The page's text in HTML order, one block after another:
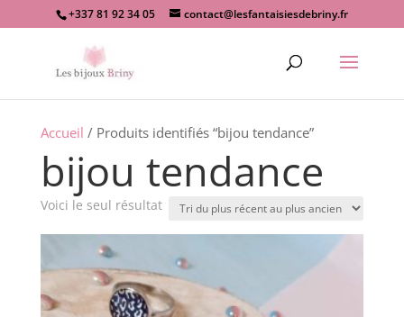
+337 81 92 34 05 contact@lesfantaisiesdebriny.fr
Accueil / Produits identifiés “bijou tendance”
bijou tendance
Voici le seul résultat